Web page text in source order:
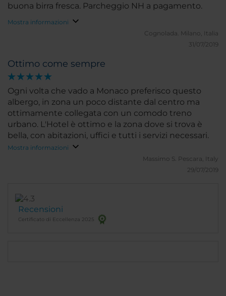
buona birra fresca. Parcheggio NH a pagamento.
Mostra informazioni
Cognolada. Milano, Italia
31/07/2019
Ottimo come sempre
Ogni volta che vado a Monaco preferisco questo
albergo, in zona un poco distante dal centro ma
ottimamente collegata con un comodo treno
urbano. L'Hotel è ottimo e la zona dove si trova è
bella, con abitazioni, uffici e tutti i servizi necessari.
Mostra informazioni
Massimo S.
Pescara, Italy
29/07/2019
Recensioni
Certificato di Eccellenza 2025